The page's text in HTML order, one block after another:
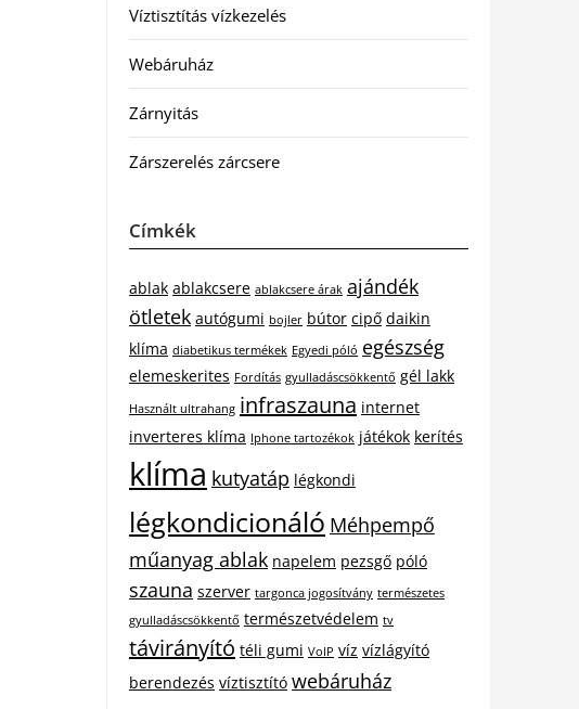
Víztisztítás vízkezelés
Webáruház
Zárnyitás
Zárszerelés zárcsere
Címkék
ablak ablakcsere ablakcsere árak ajándék
ötletek autógumi bojler bútor cipő daikin
klíma diabetikus termékek Egyedi póló egészség
elemeskerites Fordítás gyulladáscsökkentő gél lakk
Használt ultrahang infraszauna internet
inverteres klíma Iphone tartozékok játékok kerítés
klíma kutyatáp légkondi
légkondicionáló Méhpempő
műanyag ablak napelem pezsgő póló
szauna szerver targonca jogosítvány természetes
gyulladáscsökkentő természetvédelem tv
távirányító téli gumi VoIP víz vízlágyító
berendezés víztisztító webáruház